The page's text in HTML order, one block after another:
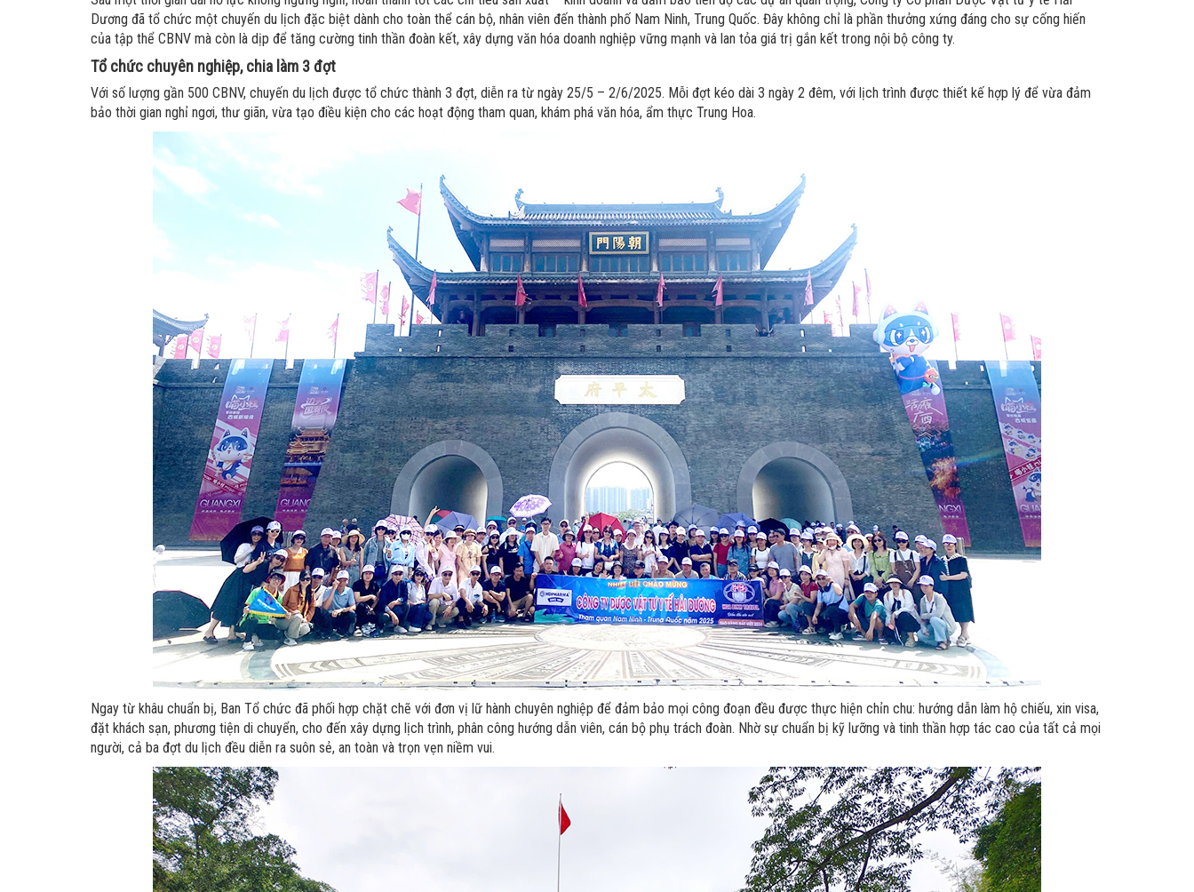
Dương đã tổ chức một chuyến du lịch đặc biệt dành cho toàn thể cán bộ, nhân viên đến thành phố Nam Ninh, Trung Quốc. Đây không chỉ là phần thưởng xứng đáng cho sự cống hiến
của tập thể CBNV mà còn là dịp để tăng cường tinh thần đoàn kết, xây dựng văn hóa doanh nghiệp vững mạnh và lan tỏa giá trị gắn kết trong nội bộ công ty.
Tổ chức chuyên nghiệp, chia làm 3 đợt
Với số lượng gần 500 CBNV, chuyến du lịch được tổ chức thành 3 đợt, diễn ra từ ngày 25/5 – 2/6/2025. Mỗi đợt kéo dài 3 ngày 2 đêm, với lịch trình được thiết kế hợp lý để vừa đảm
bảo thời gian nghỉ ngơi, thư giãn, vừa tạo điều kiện cho các hoạt động tham quan, khám phá văn hóa, ẩm thực Trung Hoa.
Ngay từ khâu chuẩn bị, Ban Tổ chức đã phối hợp chặt chẽ với đơn vị lữ hành chuyên nghiệp để đảm bảo mọi công đoạn đều được thực hiện chỉn chu: hướng dẫn làm hộ chiếu, xin visa,
đặt khách sạn, phương tiện di chuyển, cho đến xây dựng lịch trình, phân công hướng dẫn viên, cán bộ phụ trách đoàn. Nhờ sự chuẩn bị kỹ lưỡng và tinh thần hợp tác cao của tất cả mọi
người, cả ba đợt du lịch đều diễn ra suôn sẻ, an toàn và trọn vẹn niềm vui.